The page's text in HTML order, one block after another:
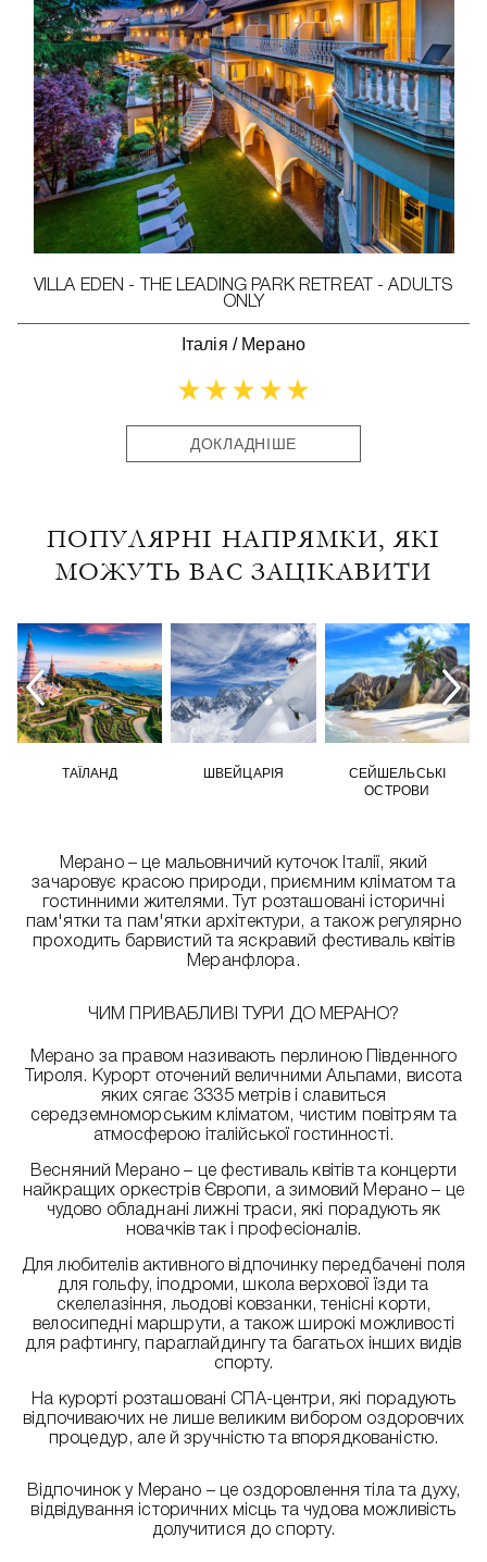
VILLA EDEN - THE LEADING PARK RETREAT - ADULTS
ONLY
Італія / Мерано
ДОКЛАДНІШЕ
ПОПУЛЯРНІ НАПРЯМКИ, ЯКІ
МОЖУТЬ ВАС ЗАЦІКАВИТИ
ТАЇЛАНД ШВЕЙЦАРІЯ
СЕЙШЕЛЬСЬКІ
ОСТРОВИ
Мерано – це мальовничий куточок Італії, який
зачаровує красою природи, приємним кліматом та
гостинними жителями. Тут розташовані історичні
пам'ятки та пам'ятки архітектури, а також регулярно
проходить барвистий та яскравий фестиваль квітів
Меранфлора.
ЧИМ ПРИВАБЛИВІ ТУРИ ДО МЕРАНО?
Мерано за правом називають перлиною Південного
Тироля. Курорт оточений величними Альпами, висота
яких сягає 3335 метрів і славиться
середземноморським кліматом, чистим повітрям та
атмосферою італійської гостинності.
Весняний Мерано – це фестиваль квітів та концерти
найкращих оркестрів Європи, а зимовий Мерано – це
чудово обладнані лижні траси, які порадують як
новачків так і професіоналів.
Для любителів активного відпочинку передбачені поля
для гольфу, іподроми, школа верхової їзди та
скелелазіння, льодові ковзанки, тенісні корти,
велосипедні маршрути, а також широкі можливості
для рафтингу, параглайдингу та багатьох інших видів
спорту.
На курорті розташовані СПА-центри, які порадують
відпочиваючих не лише великим вибором оздоровчих
процедур, але й зручністю та впорядкованістю.
Відпочинок у Мерано – це оздоровлення тіла та духу,
відвідування історичних місць та чудова можливість
долучитися до спорту.